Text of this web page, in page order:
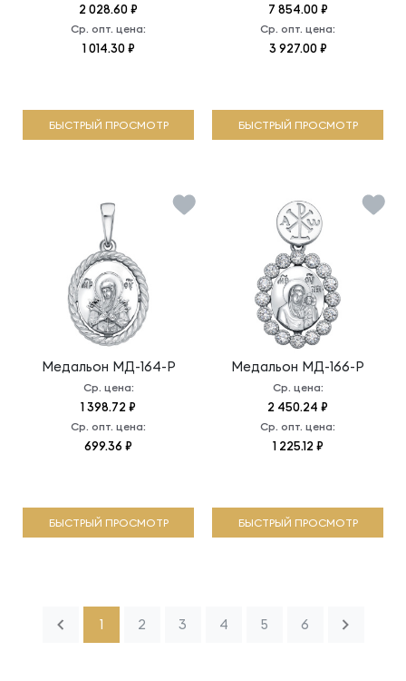
2 028.60 ₽
Ср. опт. цена:
1 014.30 ₽
БЫСТРЫЙ ПРОСМОТР
7 854.00 ₽
Ср. опт. цена:
3 927.00 ₽
БЫСТРЫЙ ПРОСМОТР
Медальон МД-164-Р
Ср. цена:
1 398.72 ₽
Ср. опт. цена:
699.36 ₽
БЫСТРЫЙ ПРОСМОТР
Медальон МД-166-Р
Ср. цена:
2 450.24 ₽
Ср. опт. цена:
1 225.12 ₽
БЫСТРЫЙ ПРОСМОТР
1 2 3 4 5 6